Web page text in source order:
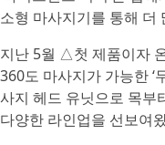
소형 마사지기를 통해 더
지난 5월 △첫 제품이자
360도 마사지가 가능한
사지 헤드 유닛으로 목부
다양한 라인업을 선보여